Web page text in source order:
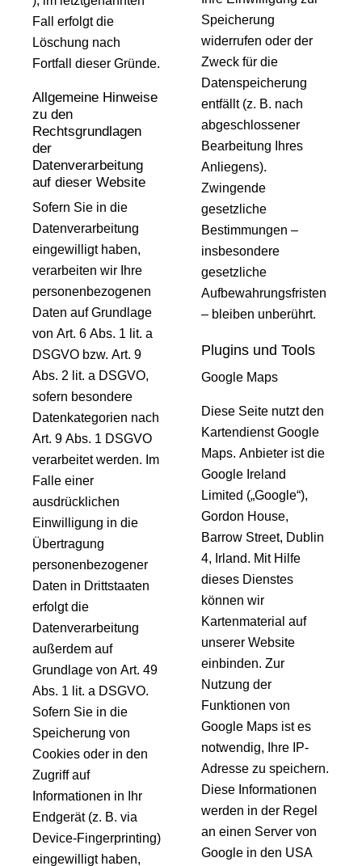
Fall erfolgt die
Löschung nach
Fortfall dieser Gründe.
Allgemeine Hinweise
zu den
Rechtsgrundlagen
der
Datenverarbeitung
auf dieser Website
Sofern Sie in die
Datenverarbeitung
eingewilligt haben,
verarbeiten wir Ihre
personenbezogenen
Daten auf Grundlage
von Art. 6 Abs. 1 lit. a
DSGVO bzw. Art. 9
Abs. 2 lit. a DSGVO,
sofern besondere
Datenkategorien nach
Art. 9 Abs. 1 DSGVO
verarbeitet werden. Im
Falle einer
ausdrücklichen
Einwilligung in die
Übertragung
personenbezogener
Daten in Drittstaaten
erfolgt die
Datenverarbeitung
außerdem auf
Grundlage von Art. 49
Abs. 1 lit. a DSGVO.
Sofern Sie in die
Speicherung von
Cookies oder in den
Zugriff auf
Informationen in Ihr
Endgerät (z. B. via
Device-Fingerprinting)
eingewilligt haben,
Speicherung
widerrufen oder der
Zweck für die
Datenspeicherung
entfällt (z. B. nach
abgeschlossener
Bearbeitung Ihres
Anliegens).
Zwingende
gesetzliche
Bestimmungen –
insbesondere
gesetzliche
Aufbewahrungsfristen
– bleiben unberührt.
Plugins und Tools
Google Maps
Diese Seite nutzt den
Kartendienst Google
Maps. Anbieter ist die
Google Ireland
Limited („Google“),
Gordon House,
Barrow Street, Dublin
4, Irland. Mit Hilfe
dieses Dienstes
können wir
Kartenmaterial auf
unserer Website
einbinden. Zur
Nutzung der
Funktionen von
Google Maps ist es
notwendig, Ihre IP-
Adresse zu speichern.
Diese Informationen
werden in der Regel
an einen Server von
Google in den USA